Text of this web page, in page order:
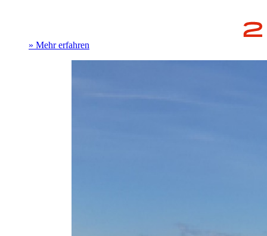
» Mehr erfahren